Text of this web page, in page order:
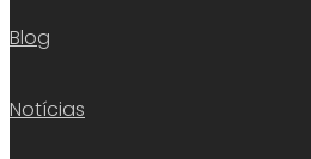
Blog
Notícias